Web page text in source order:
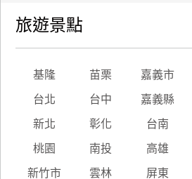
旅遊景點
基隆 苗栗 嘉義市
台北 台中 嘉義縣
新北 彰化 台南
桃園 南投 高雄
新竹市 雲林 屏東